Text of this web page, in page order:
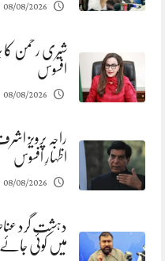
08/08/2026
شیری رحمن کا
افسوس
08/08/2026
راجہ پرویز
اظہارِ افسوس
08/08/2026
دہشت گرد
میں کوئی جائے